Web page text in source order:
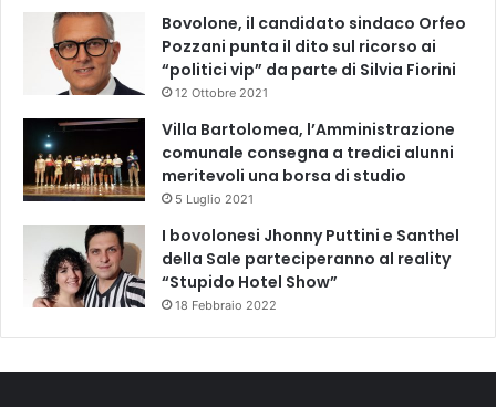
Bovolone, il candidato sindaco Orfeo
Pozzani punta il dito sul ricorso ai
“politici vip” da parte di Silvia Fiorini
12 Ottobre 2021
Villa Bartolomea, l’Amministrazione
comunale consegna a tredici alunni
meritevoli una borsa di studio
5 Luglio 2021
I bovolonesi Jhonny Puttini e Santhel
della Sale parteciperanno al reality
“Stupido Hotel Show”
18 Febbraio 2022